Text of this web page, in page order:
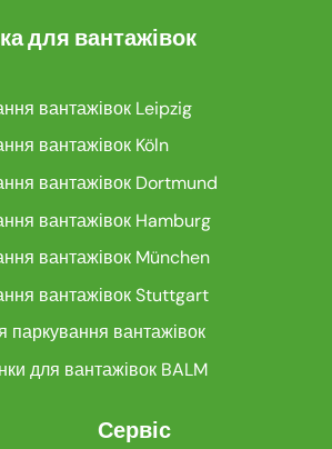
для вантажівок
вантажівок Leipzig
вантажівок Köln
вантажівок Dortmund
вантажівок Hamburg
вантажівок München
вантажівок Stuttgart
паркування вантажівок
для вантажівок BALM
Сервіс